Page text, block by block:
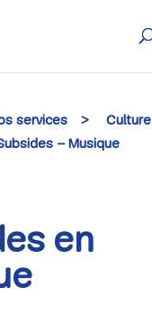
services > Culture
– Musique
en